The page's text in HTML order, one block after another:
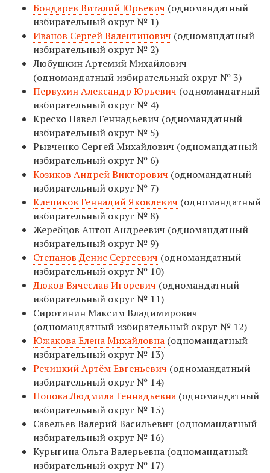
Бондарев Виталий Юрьевич (одномандатный
избирательный округ № 1)
Иванов Сергей Валентинович (одномандатный
избирательный округ № 2)
Любушкин Артемий Михайлович
(одномандатный избирательный округ № 3)
Первухин Александр Юрьевич (одномандатный
избирательный округ № 4)
Креско Павел Геннадьевич (одномандатный
избирательный округ № 5)
Рывченко Сергей Михайлович (одномандатный
избирательный округ № 6)
Козиков Андрей Викторович (одномандатный
избирательный округ № 7)
Клепиков Геннадий Яковлевич (одномандатный
избирательный округ № 8)
Жеребцов Антон Андреевич (одномандатный
избирательный округ № 9)
Степанов Денис Сергеевич (одномандатный
избирательный округ № 10)
Дюков Вячеслав Игоревич (одномандатный
избирательный округ № 11)
Сиротинин Максим Владимирович
(одномандатный избирательный округ № 12)
Южакова Елена Михайловна (одномандатный
избирательный округ № 13)
Речицкий Артём Евгеньевич (одномандатный
избирательный округ № 14)
Попова Людмила Геннадьевна (одномандатный
избирательный округ № 15)
Савельев Валерий Васильевич (одномандатный
избирательный округ № 16)
Курыгина Ольга Валерьевна (одномандатный
избирательный округ № 17)